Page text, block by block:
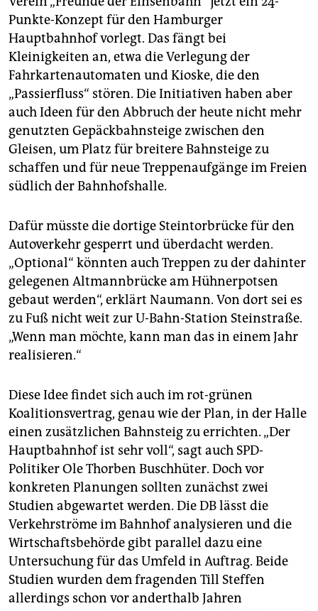
Punkte-Konzept für den Hamburger
Hauptbahnhof vorlegt. Das fängt bei
Kleinigkeiten an, etwa die Verlegung der
Fahrkartenautomaten und Kioske, die den
„Passierfluss“ stören. Die Initiativen haben aber
auch Ideen für den Abbruch der heute nicht mehr
genutzten Gepäckbahnsteige zwischen den
Gleisen, um Platz für breitere Bahnsteige zu
schaffen und für neue Treppenaufgänge im Freien
südlich der Bahnhofshalle.
Dafür müsste die dortige Steintorbrücke für den
Autoverkehr gesperrt und überdacht werden.
„Optional“ könnten auch Treppen zu der dahinter
gelegenen Altmannbrücke am Hühnerpotsen
gebaut werden“, erklärt Naumann. Von dort sei es
zu Fuß nicht weit zur U-Bahn-Station Steinstraße.
„Wenn man möchte, kann man das in einem Jahr
realisieren.“
Diese Idee findet sich auch im rot-grünen
Koalitionsvertrag, genau wie der Plan, in der Halle
einen zusätzlichen Bahnsteig zu errichten. „Der
Hauptbahnhof ist sehr voll“, sagt auch SPD-
Politiker Ole Thorben Buschhüter. Doch vor
konkreten Planungen sollten zunächst zwei
Studien abgewartet werden. Die DB lässt die
Verkehrströme im Bahnhof analysieren und die
Wirtschaftsbehörde gibt parallel dazu eine
Untersuchung für das Umfeld in Auftrag. Beide
Studien wurden dem fragenden Till Steffen
allerdings schon vor anderthalb Jahren